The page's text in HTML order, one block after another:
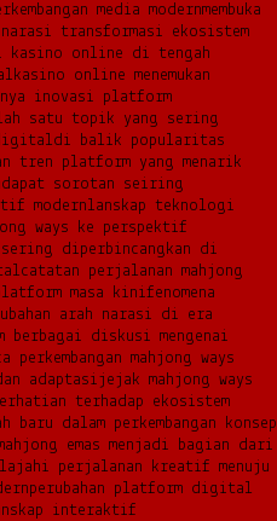
media modernmembuka
transformasi ekosistem
kasino online di tengah
kasino online menemukan
inovasi platform
satu topik yang sering
digitaldi balik popularitas
tren platform yang menarik
sorotan seiring
modernlanskap teknologi
ways ke perspektif
sering diperbincangkan di
catatan perjalanan mahjong
masa kinifenomena
arah narasi di era
berbagai diskusi mengenai
perkembangan mahjong ways
adaptasijejak mahjong ways
terhadap ekosistem
baru dalam perkembangan konsep
emas menjadi bagian dari
perjalanan kreatif menuju
perubahan platform digital
interaktif